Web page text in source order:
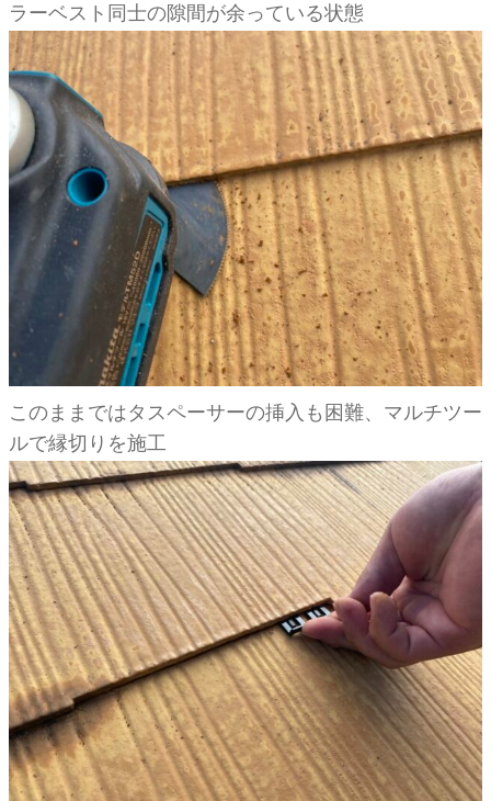
ラーベスト同士の隙間が余っている状態
このままではタスペーサーの挿入も困難、マルチツー
ルで縁切りを施工